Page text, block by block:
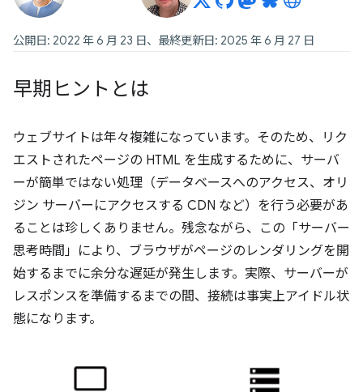
公開日: 2022 年 6 月 23 日、最終更新日: 2025 年 6 月 27 日
早期ヒントとは
ウェブサイトは年々複雑になっています。そのため、リク
エストされたページの HTML を生成するために、サーバ
ーが簡単ではない処理（データベースへのアクセス、オリ
ジン サーバーにアクセスする CDN など）を行う必要があ
ることは珍しくありません。残念ながら、この「サーバー
思考時間」により、ブラウザがページのレンダリングを開
始するまでに余分な遅延が発生します。実際、サーバーが
レスポンスを準備するまでの間、接続は事実上アイドル状
態になります。